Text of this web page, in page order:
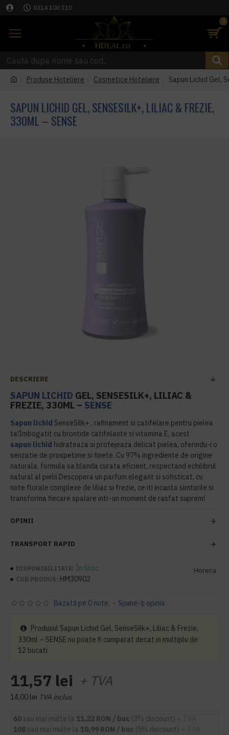
0314 100 110
0
Produse Hoteliere Cosmetice Hoteliere Sapun Lichid Gel,
SAPUN LICHID GEL, SENSESILK+, LILIAC & FREZIE,
330ML – SENSE
DESCRIERE
SAPUN LICHID GEL, SENSESILK+, LILIAC &
FREZIE, 330ML – SENSE
Sapun lichid SenseSilk+ , rafinament si catifelare pentru pielea
ta!Imbogatit cu brontide catifelante si vitamina E, acest
sapun lichid hidrateaza si protejeaza delicat pielea, oferindu-i o
senzatie de prospetime si finete. Cu 97% ingrediente de origine
naturala, formula sa blanda curata eficient, respectand echilibrul
natural al pielii.Descopera un parfum elegant si sofisticat, cu
note florale complexe de liliac si frezie, ce iti incanta simturile si
transforma fiecare spalare intr-un moment de rasfat suprem!
OPINII
TRANSPORT RAPID
DISPONIBILITATE: În Stoc
COD PRODUS: HM30902
Horeca
Bazată pe 0 note. - Spune-ţi opinia
11,57 lei + TVA
14,00 lei TVA inclus
Produsul Sapun Lichid Gel, SenseSilk+, Liliac & Frezie,
330ml – SENSE nu poate fi cumparat decat in multiplu de
12 bucati
60 sau mai multe la 11,22 RON / buc (3% discount)
108 sau mai multe la 10,99 RON / buc (5% discount)